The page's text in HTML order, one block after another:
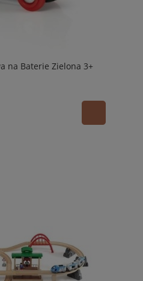
na Baterie Zielona 3+